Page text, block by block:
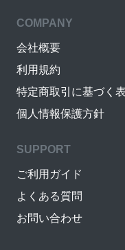
COMPANY
会社概要
利用規約
特定商取引に基づく
個人情報保護方針
SUPPORT
ご利用ガイド
よくある質問
お問い合わせ